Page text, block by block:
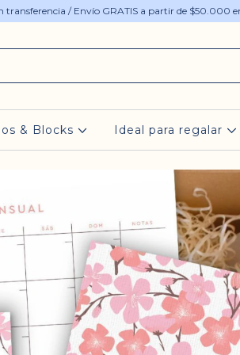
transferencia / Envío GRATIS a partir de $50.000
& Blocks Ideal para regalar